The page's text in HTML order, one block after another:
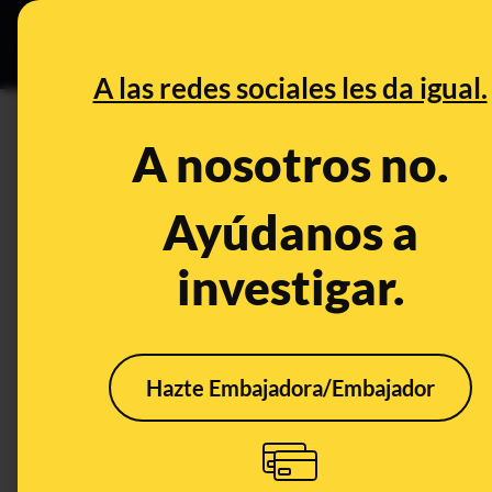
A las redes sociales les da igual.
A nosotros no.
Ayúdanos a
investigar.
Hazte Embajadora/Embajador
Especial
Li-Meng Yan
viróloga china Li-Meng